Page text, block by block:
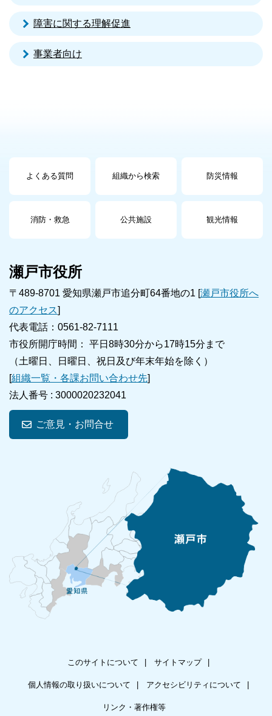
障害に関する理解促進
事業者向け
よくある質問 組織から検索 防災情報
消防・救急 公共施設 観光情報
瀬戸市役所
〒489-8701 愛知県瀬戸市追分町64番地の1 [瀬戸市役所へ
のアクセス]
代表電話：0561-82-7111
市役所開庁時間： 平日8時30分から17時15分まで
（土曜日、日曜日、祝日及び年末年始を除く）
[組織一覧・各課お問い合わせ先]
法人番号 : 3000020232041
ご意見・お問合せ
このサイトについて サイトマップ
個人情報の取り扱いについて アクセシビリティについて
リンク・著作権等